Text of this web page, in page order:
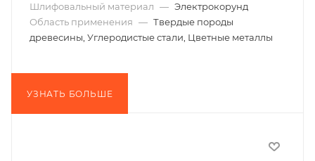
Шлифовальный материал — Электрокорунд
Область применения — Твердые породы
древесины, Углеродистые стали, Цветные металлы
УЗНАТЬ БОЛЬШЕ